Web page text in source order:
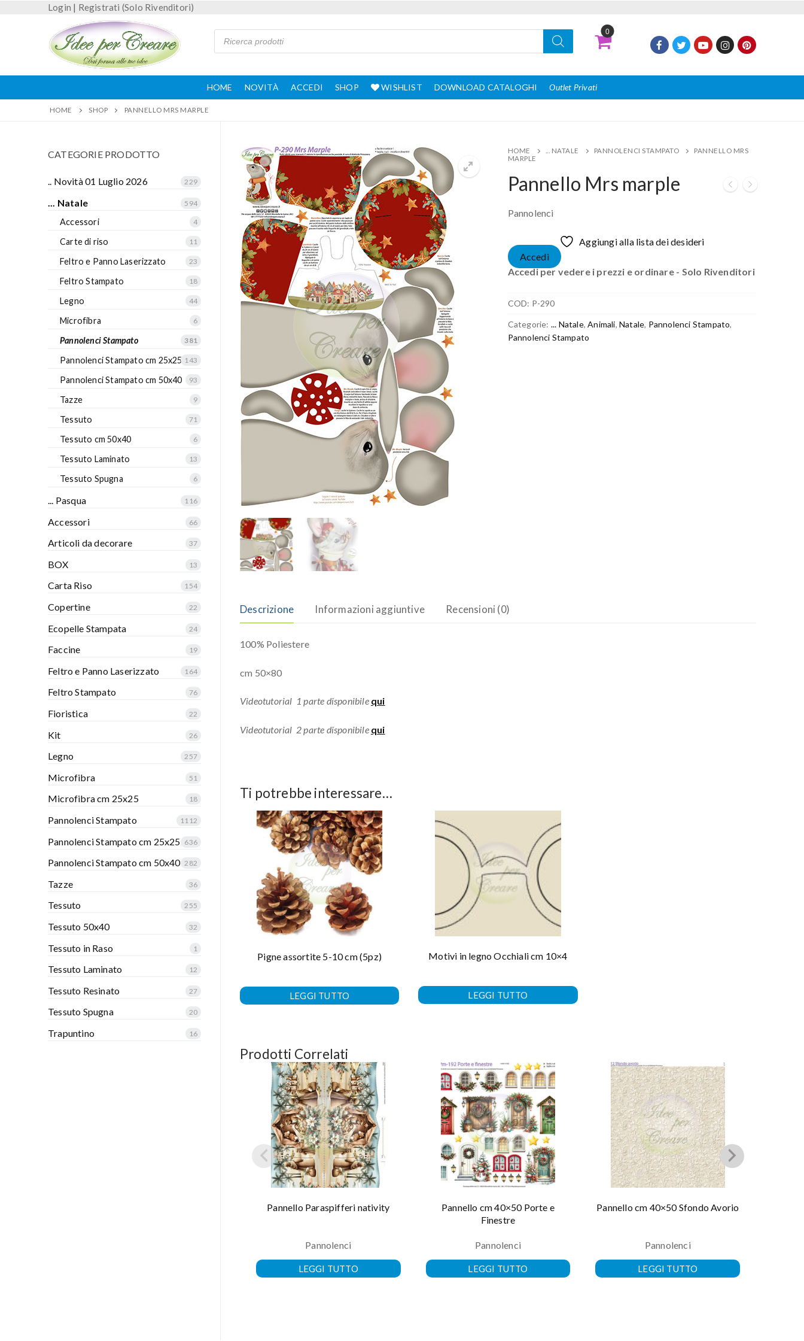
0
Login | Registrati (Solo Rivenditori)
HOME NOVITÀ ACCEDI SHOP WISHLIST DOWNLOAD CATALOGHI Outlet Privati
HOME SHOP PANNELLO MRS MARPLE
HOME ... NATALE PANNOLENCI STAMPATO
PANNELLO MRS
MARPLE
Pannello Mrs marple
Pannolenci
Aggiungi alla lista dei desideri
Accedi
Accedi per vedere i prezzi e ordinare - Solo Rivenditori
COD: P-290
Categorie: ... Natale,Animali, Natale, Pannolenci Stampato,
Pannolenci Stampato
Descrizione Informazioni aggiuntive Recensioni (0)
100% Poliestere
cm 50×80
Videotutorial 1 parte disponibile qui
Videotutorial 2 parte disponibile qui
Ti potrebbe interessare…
Pigne assortite 5-10 cm (5pz)
LEGGI TUTTO
Motivi in legno Occhiali cm 10×4
LEGGI TUTTO
Prodotti Correlati
Pannello Paraspifferi nativity
Pannolenci
LEGGI TUTTO
Pannello cm 40×50 Porte e
Finestre
Pannolenci
LEGGI TUTTO
Pannello cm 40×50 Sfondo Avorio
Pannolenci
LEGGI TUTTO
CATEGORIE PRODOTTO
.. Novità 01 Luglio 2026 229
... Natale 594
Accessori 4
Carte di riso 11
Feltro e Panno Laserizzato 23
Feltro Stampato 18
Legno 44
Microfibra 6
Pannolenci Stampato 381
Pannolenci Stampato cm 25x25 143
Pannolenci Stampato cm 50x40 93
Tazze 9
Tessuto 71
Tessuto cm 50x40 6
Tessuto Laminato 13
Tessuto Spugna 6
... Pasqua 116
Accessori 66
Articoli da decorare 37
BOX 13
Carta Riso 154
Copertine 22
Ecopelle Stampata 24
Faccine 19
Feltro e Panno Laserizzato 164
Feltro Stampato 76
Fioristica 22
Kit 26
Legno 257
Microfibra 51
Microfibra cm 25x25 18
Pannolenci Stampato 1112
Pannolenci Stampato cm 25x25 636
Pannolenci Stampato cm 50x40 282
Tazze 36
Tessuto 255
Tessuto 50x40 32
Tessuto in Raso 1
Tessuto Laminato 12
Tessuto Resinato 27
Tessuto Spugna 20
Trapuntino 16